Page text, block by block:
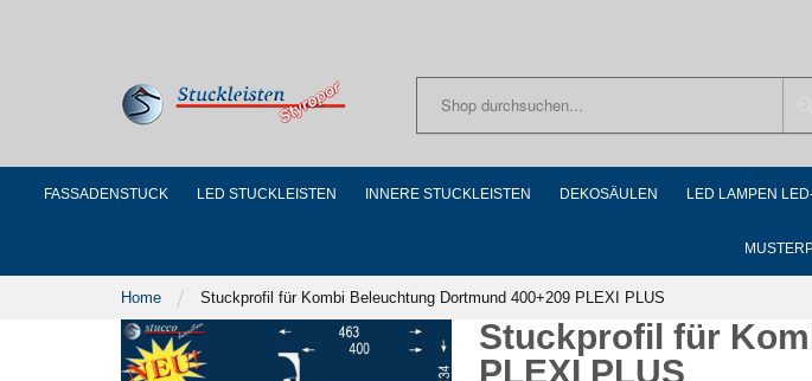
FASSADENSTUCK LED STUCKLEISTEN INNERE STUCKLEISTEN DEKOSÄULEN LED LAMPEN
Home Stuckprofil für Kombi Beleuchtung Dortmund 400+209 PLEXI PLUS
Stuckprofil für
PLEXI PLUS